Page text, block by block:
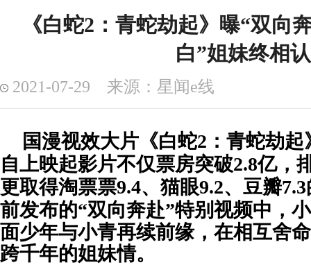
《白蛇2：青蛇劫起》曝“双向
白”姐妹终相认
2021-07-29 来源：星闻e线
国漫视效大片《白蛇2：青蛇劫起
自上映起影片不仅票房突破2.8亿，
更取得淘票票9.4、猫眼9.2、豆瓣
前发布的“双向奔赴”特别视频中，
面少年与小青再续前缘，在相互舍
跨千年的姐妹情。